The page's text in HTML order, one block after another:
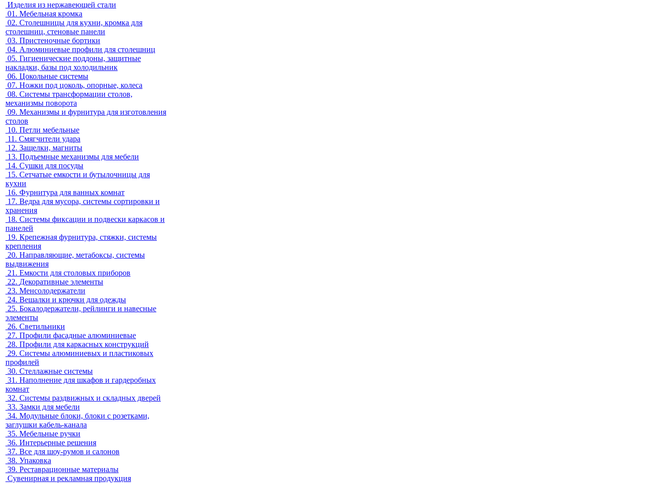
Изделия из нержавеющей стали
01. Мебельная кромка
02. Столешницы для кухни, кромка для
столешниц, стеновые панели
03. Пристеночные бортики
04. Алюминиевые профили для столешниц
05. Гигиенические поддоны, защитные
накладки, базы под холодильник
06. Цокольные системы
07. Ножки под цоколь, опорные, колеса
08. Системы трансформации столов,
механизмы поворота
09. Механизмы и фурнитура для изготовления
столов
10. Петли мебельные
11. Смягчители удара
12. Защелки, магниты
13. Подъемные механизмы для мебели
14. Сушки для посуды
15. Сетчатые емкости и бутылочницы для
кухни
16. Фурнитура для ванных комнат
17. Ведра для мусора, системы сортировки и
хранения
18. Системы фиксации и подвески каркасов и
панелей
19. Крепежная фурнитура, стяжки, системы
крепления
20. Направляющие, метабоксы, системы
выдвижения
21. Емкости для столовых приборов
22. Декоративные элементы
23. Менсолодержатели
24. Вешалки и крючки для одежды
25. Бокалодержатели, рейлинги и навесные
элементы
26. Светильники
27. Профили фасадные алюминиевые
28. Профили для каркасных конструкций
29. Системы алюминиевых и пластиковых
профилей
30. Стеллажные системы
31. Наполнение для шкафов и гардеробных
комнат
32. Системы раздвижных и складных дверей
33. Замки для мебели
34. Модульные блоки, блоки с розетками,
заглушки кабель-канала
35. Мебельные ручки
36. Интерьерные решения
37. Все для шоу-румов и салонов
38. Упаковка
39. Реставрационные материалы
Сувенирная и рекламная продукция